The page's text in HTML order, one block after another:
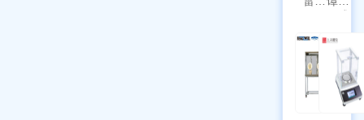
符合
新国
标带
功能
干式
泵
SPL-
10